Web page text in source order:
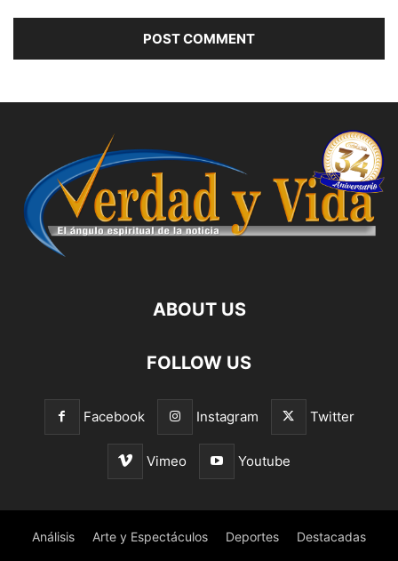
ABOUT US
FOLLOW US
Facebook Instagram Twitter
Vimeo Youtube
Análisis Arte y Espectáculos Deportes Destacadas